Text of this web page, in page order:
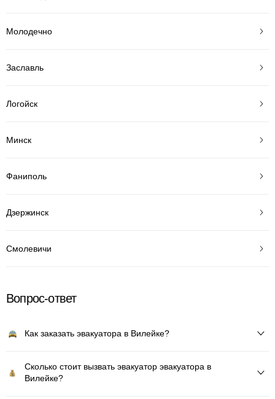
Молодечно
Заславль
Логойск
Минск
Фаниполь
Дзержинск
Смолевичи
Вопрос-ответ
Как заказать эвакуатора в Вилейке?
Сколько стоит вызвать эвакуатор эвакуатора в
Вилейке?